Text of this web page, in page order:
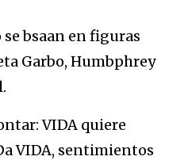
bsaan en figuras
Garbo, Humbphrey
VIDA quiere
VIDA, sentimientos